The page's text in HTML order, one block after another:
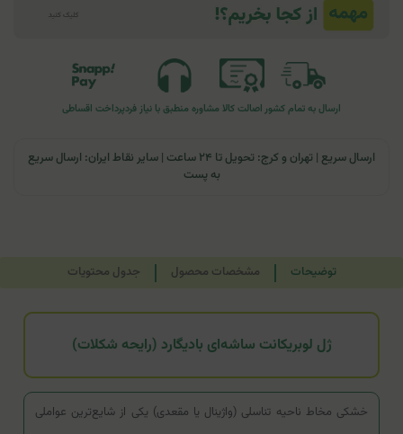
ارسال به تمام کشوراصالت کالا مشاوره منطبق با نیاز فردپرداخت اقساطی
ارسال سریع | تهران و کرج: تحویل تا ۲۴ ساعت | سایر نقاط ایران: ارسال سریع
به پست
توضیحات مشخصات محصول جدول محتویات
ژل لوبریکانت ساشه‌ای بادیگارد (رایحه شکلات)
خشکی مخاط ناحیه تناسلی (واژینال یا مقعدی) یکی از شایع‌ترین عواملی